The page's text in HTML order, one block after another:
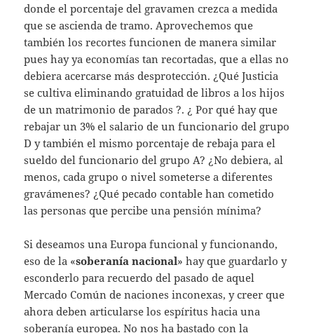
donde el porcentaje del gravamen crezca a medida
que se ascienda de tramo. Aprovechemos que
también los recortes funcionen de manera similar
pues hay ya economías tan recortadas, que a ellas no
debiera acercarse más desprotección. ¿Qué Justicia
se cultiva eliminando gratuidad de libros a los hijos
de un matrimonio de parados ?. ¿ Por qué hay que
rebajar un 3% el salario de un funcionario del grupo
D y también el mismo porcentaje de rebaja para el
sueldo del funcionario del grupo A? ¿No debiera, al
menos, cada grupo o nivel someterse a diferentes
gravámenes? ¿Qué pecado contable han cometido
las personas que percibe una pensión mínima?
Si deseamos una Europa funcional y funcionando,
eso de la «soberanía nacional» hay que guardarlo y
esconderlo para recuerdo del pasado de aquel
Mercado Común de naciones inconexas, y creer que
ahora deben articularse los espíritus hacia una
soberanía europea. No nos ha bastado con la